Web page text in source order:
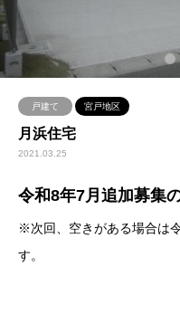
2 3 4 5
戸建て 宮戸地区
月浜住宅
2021.03.25
令和8年7月追加募集
※次回、空きがある場合は
す。